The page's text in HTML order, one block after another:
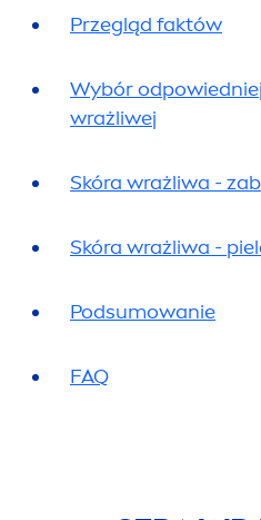
Przegląd faktów
Wybór
wrażliwej
Skóra wrażliwa -
Skóra wrażliwa -
Podsumowanie
FAQ